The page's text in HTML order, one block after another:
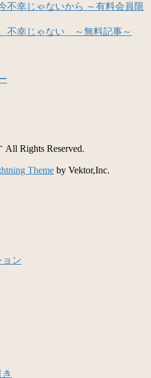
不幸じゃないから ～有料会員限
不幸じゃない ～無料記事～
Rights Reserved.
Theme by Vektor,Inc.
ョン